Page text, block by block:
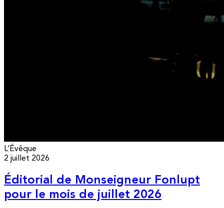
L’Évêque
2 juillet 2026
Éditorial de Monseigneur Fonlupt
pour le mois de juillet 2026